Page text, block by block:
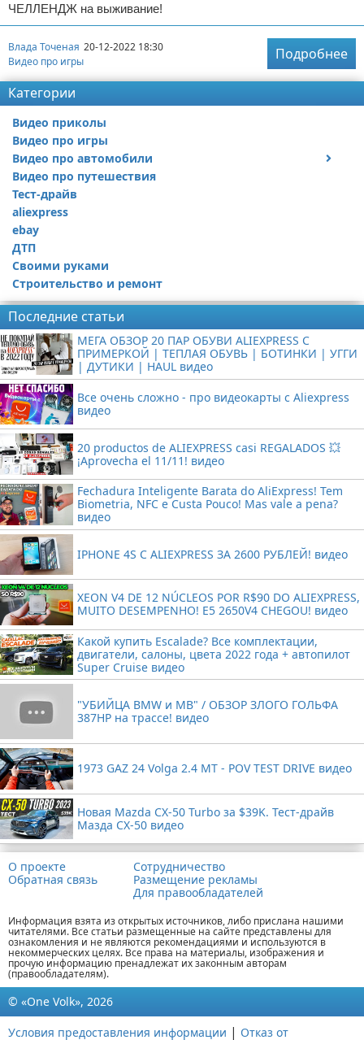
ЧЕЛЛЕНДЖ на выживание!
Влада Точеная 20-12-2022 18:30
Видео про игры
Подробнее
Категории
Видео приколы
Видео про игры
Видео про автомобили
Ремонт автомобиля
Видео про путешествия
Тест-драйв
aliexpress
ebay
ДТП
Своими руками
Строительство и ремонт
Последние статьи
МЕГА ОБЗОР 20 ПАР ОБУВИ ALIEXPRESS С
ПРИМЕРКОЙ | ТЕПЛАЯ ОБУВЬ | БОТИНКИ | УГГИ
| ДУТИКИ | HAUL видео
Все очень сложно - про видеокарты с Aliexpress
видео
20 productos de ALIEXPRESS casi REGALADOS 💥
¡Aprovecha el 11/11! видео
Fechadura Inteligente Barata do AliExpress! Tem
Biometria, NFC e Custa Pouco! Mas vale a pena?
видео
IPHONE 4S С ALIEXPRESS ЗА 2600 РУБЛЕЙ! видео
XEON V4 DE 12 NÚCLEOS POR R$90 DO ALIEXPRESS,
MUITO DESEMPENHO! E5 2650V4 CHEGOU! видео
Какой купить Escalade? Все комплектации,
двигатели, салоны, цвета 2022 года + автопилот
Super Cruise видео
"УБИЙЦА BMW и MB" / ОБЗОР ЗЛОГО ГОЛЬФА
387HP на трассе! видео
1973 GAZ 24 Volga 2.4 MT - POV TEST DRIVE видео
Новая Mazda CX-50 Turbo за $39K. Тест-драйв
Мазда CX-50 видео
О проекте
Обратная связь
Сотрудничество
Размещение рекламы
Для правообладателей
Информация взята из открытых источников, либо прислана нашими
читателями. Все статьи размещенные на сайте представлены для
ознакомления и не являются рекомендациями и используются в
некоммерческих целях. Все права на материалы, изображения и
прочую информацию пренадлежат их законным авторам
(правообладателям).
© «One Volk», 2026
Условия предоставления информации | Отказ от